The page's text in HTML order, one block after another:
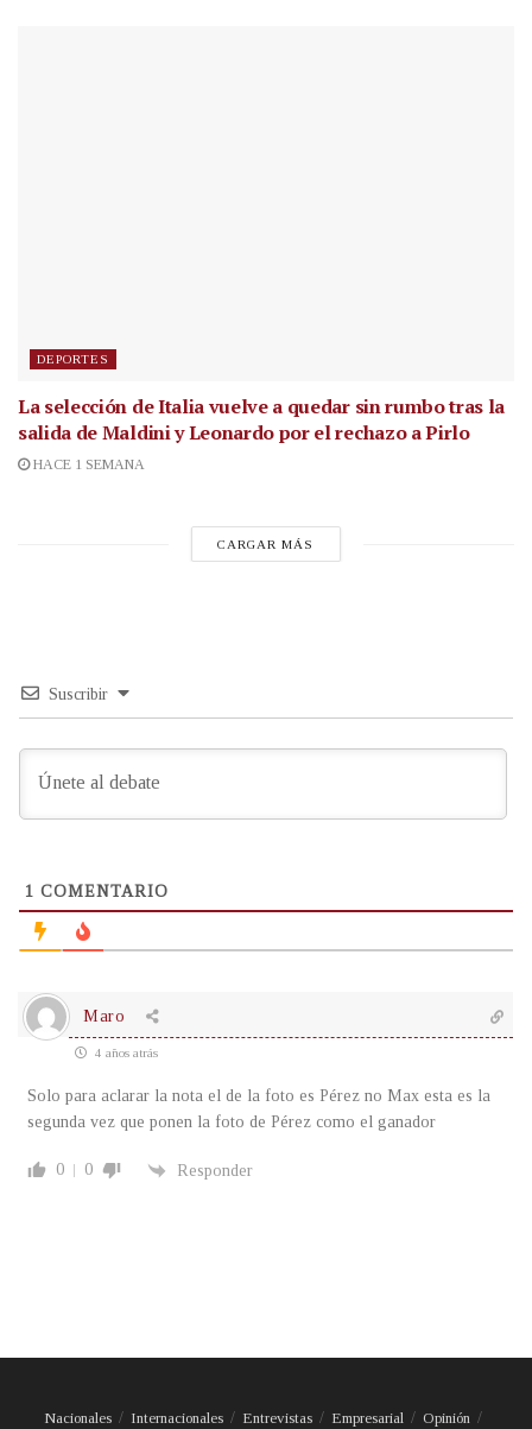
DEPORTES
La selección de Italia vuelve a quedar sin rumbo tras la
salida de Maldini y Leonardo por el rechazo a Pirlo
HACE 1 SEMANA
CARGAR MÁS
Suscribir
1 COMENTARIO
Maro
4 años atrás
Solo para aclarar la nota el de la foto es Pérez no Max esta es la
segunda vez que ponen la foto de Pérez como el ganador
0 0 Responder
Nacionales Internacionales Entrevistas Empresarial Opinión